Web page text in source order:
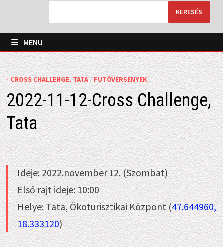
KERESÉS
MENU
- CROSS CHALLENGE, TATA/FUTÓVERSENYEK
2022-11-12-Cross Challenge,
Tata
Ideje: 2022.november 12. (Szombat)
Első rajt ideje: 10:00
Helye: Tata, Ökoturisztikai Központ (47.644960,
18.333120)